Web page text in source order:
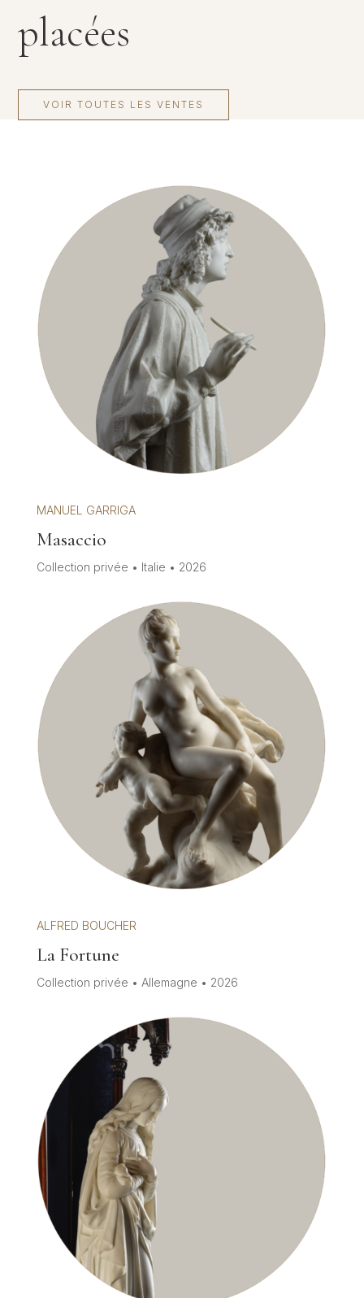
placées
VOIR TOUTES LES VENTES
MANUEL GARRIGA
Masaccio
Collection privée • Italie • 2026
ALFRED BOUCHER
La Fortune
Collection privée • Allemagne • 2026